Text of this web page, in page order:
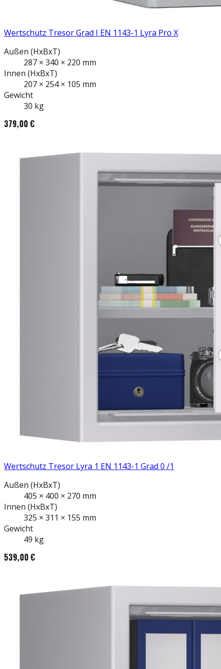
Wertschutz Tresor Grad I EN 1143-1 Lyra Pro X
Außen (HxBxT)
287 × 340 × 220 mm
Innen (HxBxT)
207 × 254× 105 mm
Gewicht
30 kg
379,00 €
Wertschutz Tresor Lyra 1 EN 1143-1 Grad 0 /1
Außen (HxBxT)
405 × 400 × 270 mm
Innen (HxBxT)
325 × 311 × 155 mm
Gewicht
49 kg
539,00 €